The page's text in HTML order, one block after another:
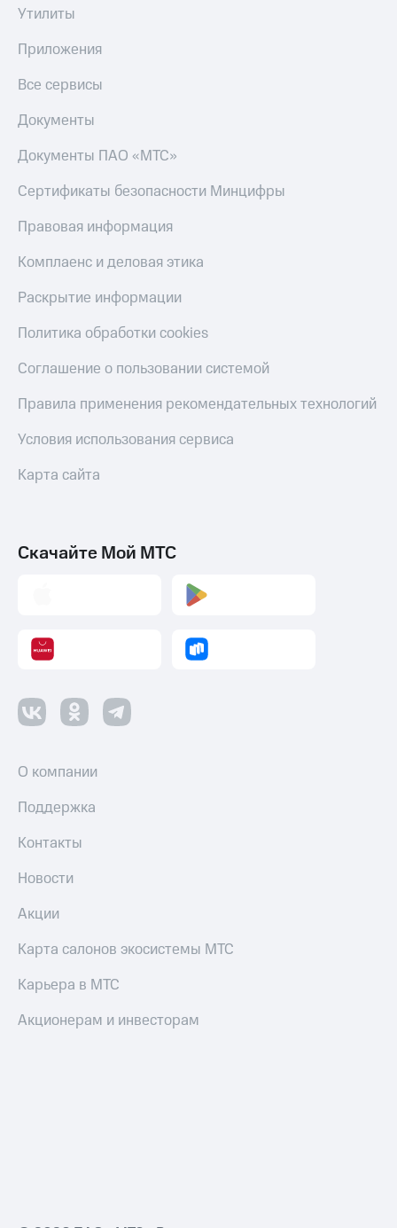
Утилиты
Приложения
Все сервисы
Документы
Документы ПАО «МТС»
Сертификаты безопасности Минцифры
Правовая информация
Комплаенс и деловая этика
Раскрытие информации
Политика обработки cookies
Соглашение о пользовании системой
Правила применения рекомендательных технологий
Условия использования сервиса
Карта сайта
Скачайте Мой МТС
О компании
Поддержка
Контакты
Новости
Акции
Карта салонов экосистемы МТС
Карьера в МТС
Акционерам и инвесторам